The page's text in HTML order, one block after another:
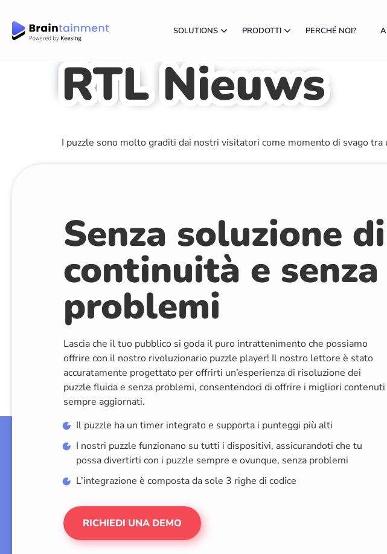
SOLUTIONS PRODOTTI PERCHÉ NOI?
RTL Nieuws
I puzzle sono molto graditi dai nostri visitatori come momento di svago
Senza soluzione di
continuità e senza
problemi
Lascia che il tuo pubblico si goda il puro intrattenimento che possiamo
offrire con il nostro rivoluzionario puzzle player! Il nostro lettore è stato
accuratamente progettato per offrirti un’esperienza di risoluzione dei
puzzle fluida e senza problemi, consentendoci di offrire i migliori contenuti
sempre aggiornati.
Il puzzle ha un timer integrato e supporta i punteggi più alti
I nostri puzzle funzionano su tutti i dispositivi, assicurandoti che tu
possa divertirti con i puzzle sempre e ovunque, senza problemi
L’integrazione è composta da sole 3 righe di codice
RICHIEDI UNA DEMO